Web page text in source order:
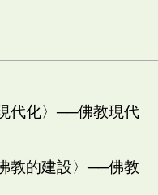
化〉──佛教現代
的建設〉──佛教